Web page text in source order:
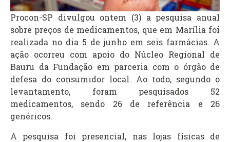
Procon-SP divulgou ontem (3) a pesquisa anual
sobre preços de medicamentos, que em Marília foi
realizada no dia 5 de junho em seis farmácias. A
ação ocorreu com apoio do Núcleo Regional de
Bauru da Fundação em parceria com o órgão de
defesa do consumidor local. Ao todo, segundo o
levantamento, foram pesquisados 52
medicamentos, sendo 26 de referência e 26
genéricos.
A pesquisa foi presencial, nas lojas físicas de